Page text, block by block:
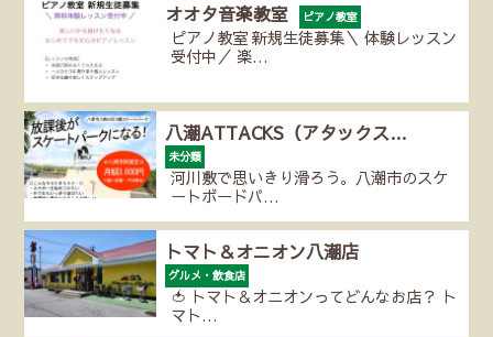
オオタ音楽教室 ピアノ教室
ピアノ教室 新規生徒募集＼ 体験レッスン
受付中／ 楽…
八潮ATTACKS（アタックス…
未分類
河川敷で思いきり滑ろう。八潮市のスケ
ートボードパ…
トマト＆オニオン八潮店
グルメ・飲食店
🍅 トマト＆オニオンってどんなお店？ ト
マト…